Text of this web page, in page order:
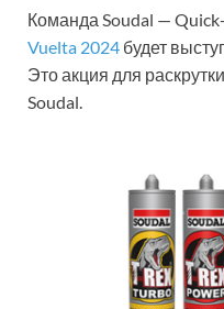
Команда Soudal —
Vuelta 2024 будет
Это акция для
Soudal.